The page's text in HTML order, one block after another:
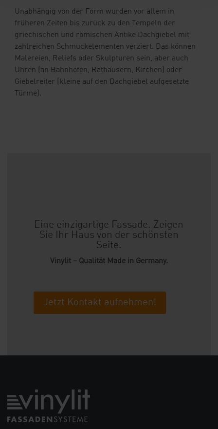
Unabhängig von der Form wurden vor allem in
früheren Zeiten bis zurück zu den Tempeln der
griechischen und römischen Antike Dachgiebel mit
zahlreichen Schmuckelementen verziert. Das können
Malereien, Reliefs oder Skulpturen sein, aber auch
Uhren (an Bahnhöfen, Rathäusern, Kirchen) oder
Giebelreiter (kleine auf den Dachgiebel aufgesetzte
Türme).
Eine einzigartige Fassade. Zeigen
Sie Ihr Haus von der schönsten
Seite.
Vinylit – Qualität Made in Germany.
Jetzt Kontakt aufnehmen!